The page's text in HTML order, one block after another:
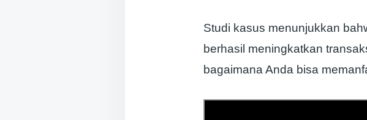
Studi kasus menunjukkan
berhasil meningkatkan
bagaimana Anda bisa